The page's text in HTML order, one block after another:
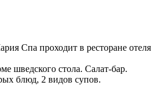
Спа проходит в ресторане отеля
шведского стола. Салат-бар.
блюд, 2 видов супов.